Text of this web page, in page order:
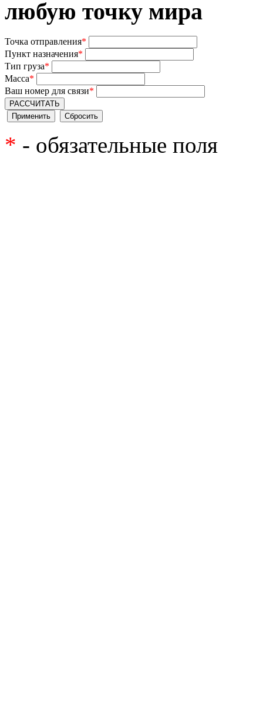
любую точку мира
Точка отправления*
Пункт назначения*
Тип груза*
Масса*
Ваш номер для связи*
РАССЧИТАТЬ
* - обязательные поля